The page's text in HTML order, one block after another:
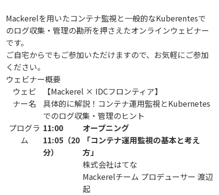
Mackerelを用いたコンテナ監視と一般的なKuberentesで
のログ収集・管理の勘所を押さえたオンラインウェビナー
です。
ご自宅からでもご参加いただけますので、お気軽にご参加
ください。
ウェビナー概要
ウェビ
ナー名
【Mackerel × IDCフロンティア】
具体的に解説！コンテナ運用監視とKubernetes
でのログ収集・管理のヒント
プログラ
ム
11:00
オープニング
11:05（20
分）
「コンテナ運用監視の基本と考え
方」
株式会社はてな
Mackerelチーム プロデューサー 渡辺
起